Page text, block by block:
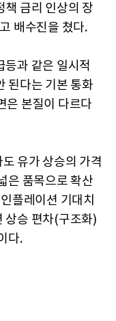
책 금리 인상의 장
배수진을 쳤다.
등과 같은 일시적
된다는 기본 통화
은 본질이 다르다
유가 상승의 가격
은 품목으로 확산
플레이션 기대치
상승 편차(구조화)
다.